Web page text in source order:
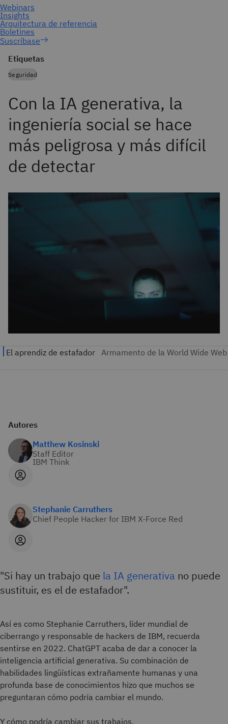
Suscríbase
Etiquetas
Seguridad
Con la IA generativa, la
ingeniería social se hace
más peligrosa y más difícil
de detectar
Autores
Matthew Kosinski
Staff Editor
IBM Think
Stephanie Carruthers
Chief People Hacker for IBM X-Force Red
"Si hay un trabajo que la IA generativa no puede
sustituir, es el de estafador".
Así es como Stephanie Carruthers, líder mundial de
ciberrango y responsable de hackers de IBM, recuerda
sentirse en 2022. ChatGPT acaba de dar a conocer la
inteligencia artificial generativa. Su combinación de
habilidades lingüísticas extrañamente humanas y una
profunda base de conocimientos hizo que muchos se
preguntaran cómo podría cambiar el mundo.
Y cómo podría cambiar sus trabajos.